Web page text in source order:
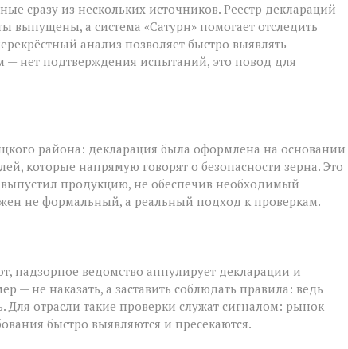
сразу из нескольких источников. Реестр деклараций
выпущены, а система «Сатурн» помогает отследить
анализ позволяет быстро выявлять
— нет подтверждения испытаний, это повод для
района: декларация была оформлена на основании
которые напрямую говорят о безопасности зерна. Это
продукцию, не обеспечив необходимый
не формальный, а реальный подход к проверкам.
надзорное ведомство аннулирует декларации и
— не наказать, а заставить соблюдать правила: ведь
Для отрасли такие проверки служат сигналом: рынок
быстро выявляются и пресекаются.